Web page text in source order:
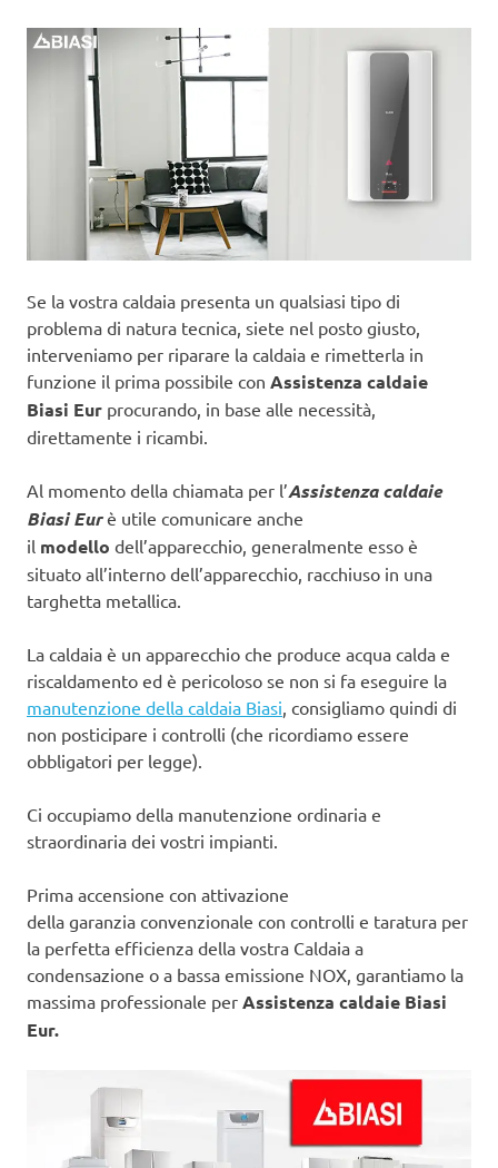
Se la vostra caldaia presenta un qualsiasi tipo di
problema di natura tecnica, siete nel posto giusto,
interveniamo per riparare la caldaia e rimetterla in
funzione il prima possibile con Assistenza caldaie
Biasi Eur procurando, in base alle necessità,
direttamente i ricambi.
Al momento della chiamata per l’Assistenza caldaie
Biasi Eurè utile comunicare anche
il modello dell’apparecchio, generalmente esso è
situato all’interno dell’apparecchio, racchiuso in una
targhetta metallica.
La caldaia è un apparecchio che produce acqua calda e
riscaldamento ed è pericoloso se non si fa eseguire la
manutenzione della caldaia Biasi , consigliamo quindi di
non posticipare i controlli (che ricordiamo essere
obbligatori per legge).
Ci occupiamo della manutenzione ordinaria e
straordinaria dei vostri impianti.
Prima accensione con attivazione
della garanzia convenzionale con controlli e taratura per
la perfetta efficienza della vostra Caldaia a
condensazione o a bassa emissione NOX, garantiamo la
massima professionale per Assistenza caldaie Biasi
Eur.